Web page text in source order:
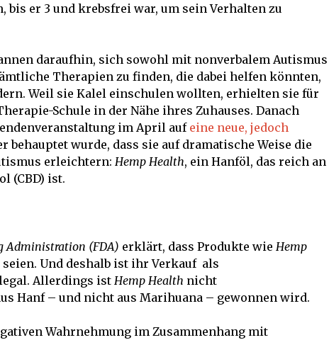
bis er 3 und krebsfrei war, um sein Verhalten zu
daraufhin, sich sowohl mit nonverbalem Autismus
Therapien zu finden, die dabei helfen könnten,
Weil sie Kalel einschulen wollten, erhielten sie für
Schule in der Nähe ihres Zuhauses. Danach
im April aufeine neue, jedoch
behauptet wurde, dass sie auf dramatische Weise die
erleichtern: Hemp Health, ein Hanföl, das reich an
(CBD) ist.
Administration (FDA) erklärt, dass Produkte wie Hemp
Und deshalb ist ihr Verkauf als
Allerdings istHemp Health nicht
Hanf – und nicht aus Marihuana – gewonnen wird.
Wahrnehmung im Zusammenhang mit